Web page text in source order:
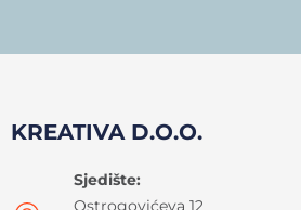
KREATIVA D.O.O.
Sjedište:
Ostrogovićeva 12